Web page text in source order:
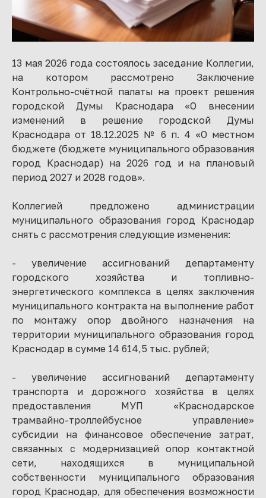
13 мая 2026 года состоялось заседание Коллегии,
на котором рассмотрено Заключение
Контрольно-счётной палаты на проект решения
городской Думы Краснодара «О внесении
изменений в решение городской Думы
Краснодара от 18.12.2025 № 6 п. 4 «О местном
бюджете (бюджете муниципального образования
город Краснодар) на 2026 год и на плановый
период 2027 и 2028 годов».
Коллегией предложено администрации
муниципального образования город Краснодар
снять с рассмотрения следующие изменения:
- увеличение ассигнований департаменту
городского хозяйства и топливно-
энергетического комплекса в целях заключения
муниципального контракта на выполнение работ
по монтажу опор двойного назначения на
территории муниципального образования город
Краснодар в сумме 14 614,5 тыс. рублей;
- увеличение ассигнований департаменту
транспорта и дорожного хозяйства в целях
предоставления МУП «Краснодарское
трамвайно-троллейбусное управление»
субсидии на финансовое обеспечение затрат,
связанных с модернизацией опор контактной
сети, находящихся в муниципальной
собственности муниципального образования
город Краснодар, для обеспечения возможности